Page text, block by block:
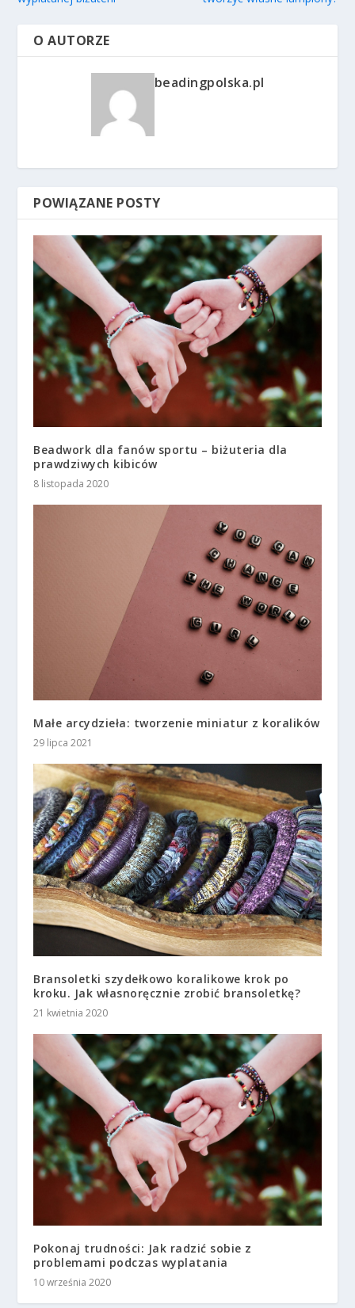
O AUTORZE
beadingpolska.pl
POWIĄZANE POSTY
Beadwork dla fanów sportu – biżuteria dla
prawdziwych kibiców
8 listopada 2020
Małe arcydzieła: tworzenie miniatur z koralików
29 lipca 2021
Bransoletki szydełkowo koralikowe krok po
kroku. Jak własnoręcznie zrobić bransoletkę?
21 kwietnia 2020
Pokonaj trudności: Jak radzić sobie z
problemami podczas wyplatania
10 września 2020